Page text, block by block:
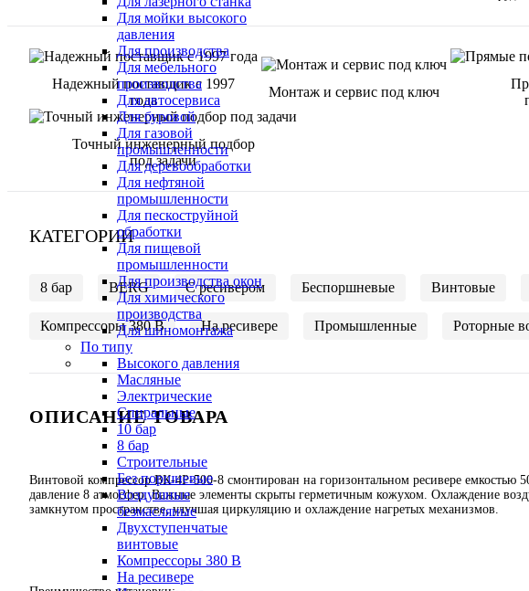
Для мойки высокого
давления
Для производства
Для мебельного
производства
Для автосервиса
Для буровой
Для газовой
промышленности
Для деревообработки
Для нефтяной
промышленности
Для пескоструйной
обработки
Для пищевой
промышленности
Для производства окон
Для химического
производства
Для шиномонтажа
По типу
Высокого давления
Масляные
Электрические
Спиральные
10 бар
8 бар
Cтроительные
Без поршневые
Воздушные
безмасляные
Двухступенчатые
винтовые
Компрессоры 380 В
На ресивере
Надежный поставщик с 1997
года
Монтаж и сервис под ключ
Точный инженерный подбор
под задачи
КАТЕГОРИИ
8 бар BERG C ресивером Беспоршневые Винтовые
Компрессоры 380 В На ресивере Промышленные Роторные
ОПИСАНИЕ ТОВАРА
Винтовой компрессор ВК-4Р-500-8 смонтирован на горизонтальном ресивере емкостью
давление 8 атмосфер. Важные элементы скрыты герметичным кожухом. Охлаждение
замкнутом пространстве, улучшая циркуляцию и охлаждение нагретых механизмов.